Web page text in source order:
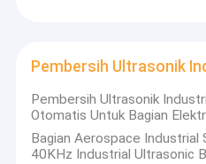
Pembersih Ultrasonik
Pembersih Ultrasonik
Otomatis Untuk Bagian
Bagian Aerospace Industrial
40KHz Industrial Ultrasonic